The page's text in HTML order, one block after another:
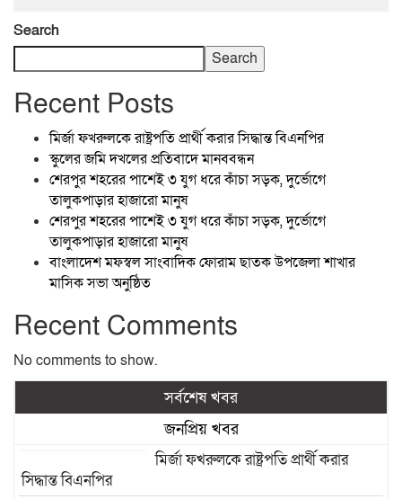
Search
Search
Recent Posts
মির্জা ফখরুলকে রাষ্ট্রপতি প্রার্থী করার সিদ্ধান্ত বিএনপির
স্কুলের জমি দখলের প্রতিবাদে মানববন্ধন
শেরপুর শহরের পাশেই ৩ যুগ ধরে কাঁচা সড়ক, দুর্ভোগে
তালুকপাড়ার হাজারো মানুষ
শেরপুর শহরের পাশেই ৩ যুগ ধরে কাঁচা সড়ক, দুর্ভোগে
তালুকপাড়ার হাজারো মানুষ
বাংলাদেশ মফস্বল সাংবাদিক ফোরাম ছাতক উপজেলা শাখার
মাসিক সভা অনুষ্ঠিত
Recent Comments
No comments to show.
সর্বশেষ খবর
জনপ্রিয় খবর
মির্জা ফখরুলকে রাষ্ট্রপতি প্রার্থী করার
সিদ্ধান্ত বিএনপির